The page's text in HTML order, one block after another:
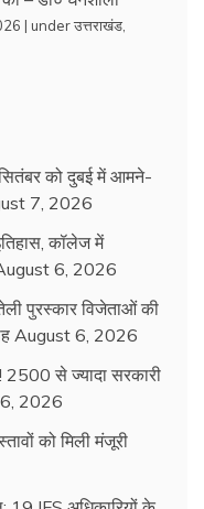
| underउत्तराखंड
को दुबई में आमने-
7, 2026
कॉलेज में
6, 2026
पुरस्कार विजेताओं की
August 6, 2026
से ज्यादा सरकारी
2026
को मिली मंजूरी